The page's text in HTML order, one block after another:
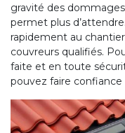
gravité des
permet plus
rapidement au
couvreurs qualifiés.
faite et en toute
pouvez faire